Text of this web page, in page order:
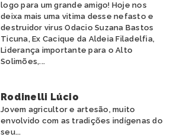
logo para um grande amigo! Hoje nos
deixa mais uma vitima desse nefasto e
destruidor virus Odacio Suzana Bastos
Ticuna, Ex Cacique da Aldeia Filadelfia,
Liderança importante para o Alto
Solimões,...
Rodinelli Lúcio
Jovem agricultor e artesão, muito
envolvido com as tradições indígenas do
seu...